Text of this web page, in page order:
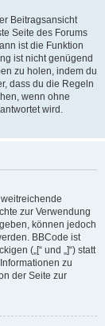
Beitragsansicht
Seite des Forums
ist die Funktion
ist nicht genügend
zu holen, indem du
dass du die Regeln
wenn ohne
wird.
zur Verwendung
können jedoch
BBCode ist
(„[“ und „]“) statt
zu
der Seite zur